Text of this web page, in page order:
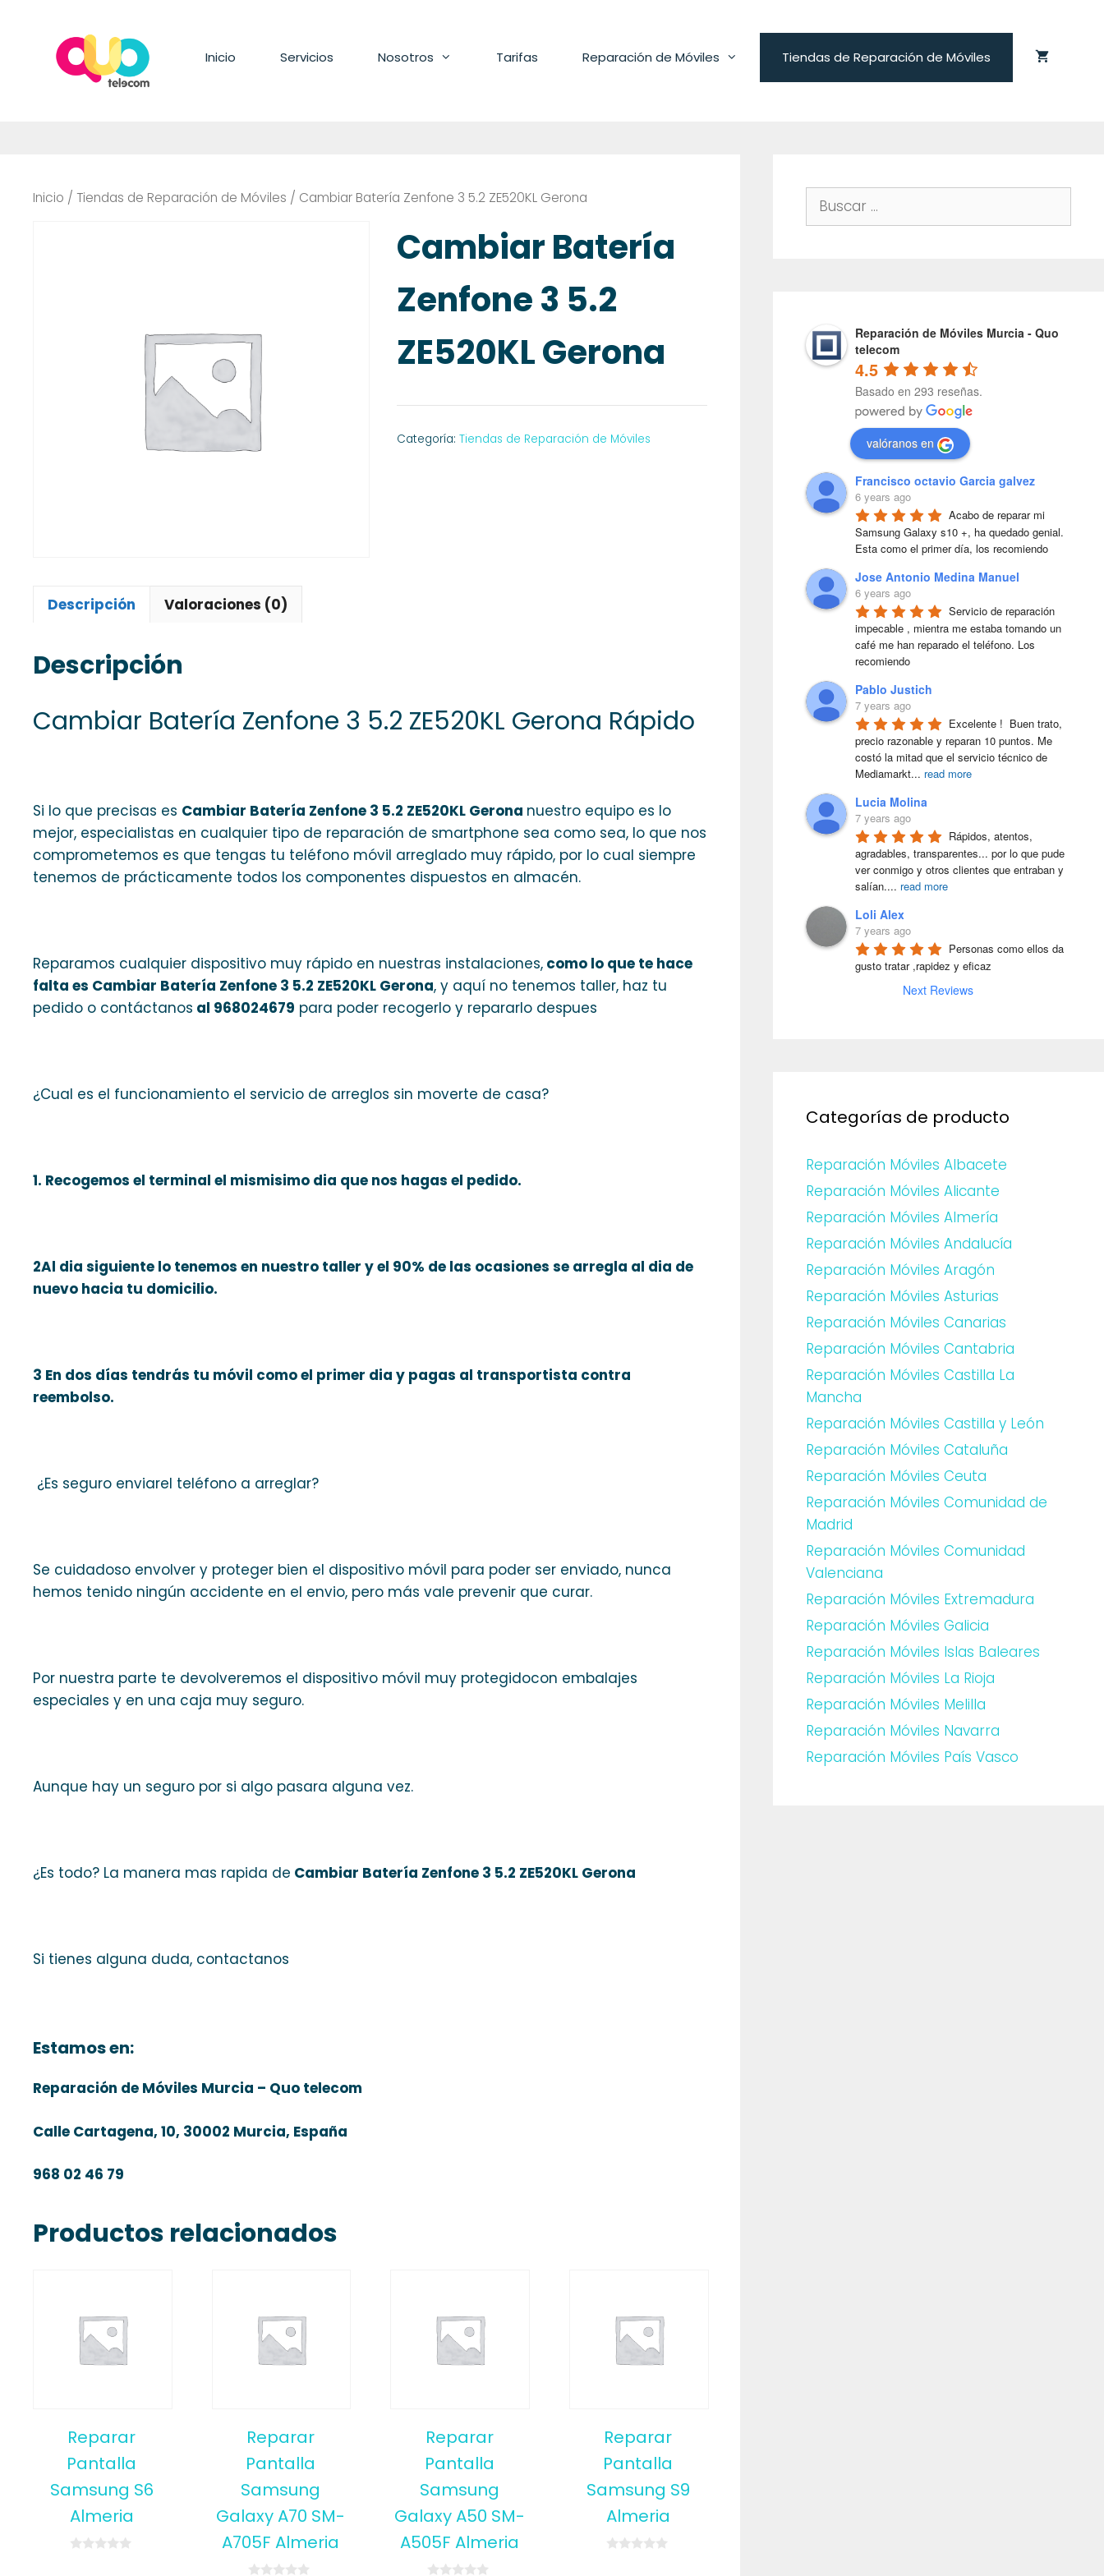
contenido
Inicio Servicios Nosotros Tarifas Reparación de Móviles Tiendas de Reparación de Móviles
Inicio / Tiendas de Reparación de Móviles / Cambiar Batería Zenfone 3 5.2 ZE520KL Gerona
Cambiar Batería
Zenfone 3 5.2
ZE520KL Gerona
Categoría:Tiendas de Reparación de Móviles
Descripción Valoraciones (0)
Descripción
Cambiar Batería Zenfone 3 5.2 ZE520KL Gerona Rápido
Si lo que precisas es Cambiar Batería Zenfone 3 5.2 ZE520KL Gerona nuestro equipo es lo
mejor, especialistas en cualquier tipo de reparación de smartphone sea como sea, lo que nos
comprometemos es que tengas tu teléfono móvil arreglado muy rápido, por lo cual siempre
tenemos de prácticamente todos los componentes dispuestos en almacén.
Reparamos cualquier dispositivo muy rápido en nuestras instalaciones, como lo que te hace
falta es Cambiar Batería Zenfone 3 5.2 ZE520KL Gerona, y aquí no tenemos taller, haz tu
pedido o contáctanos al 968024679 para poder recogerlo y repararlo despues
¿Cual es el funcionamiento el servicio de arreglos sin moverte de casa?
1. Recogemos el terminal el mismisimo dia que nos hagas el pedido.
2Al dia siguiente lo tenemos en nuestro taller y el 90% de las ocasiones se arregla al dia de
nuevo hacia tu domicilio.
3 En dos días tendrás tu móvil como el primer dia y pagas al transportista contra
reembolso.
¿Es seguro enviarel teléfono a arreglar?
Se cuidadoso envolver y proteger bien el dispositivo móvil para poder ser enviado, nunca
hemos tenido ningún accidente en el envio, pero más vale prevenir que curar.
Por nuestra parte te devolveremos el dispositivo móvil muy protegidocon embalajes
especiales y en una caja muy seguro.
Aunque hay un seguro por si algo pasara alguna vez.
¿Es todo? La manera mas rapida de Cambiar Batería Zenfone 3 5.2 ZE520KL Gerona
Si tienes alguna duda, contactanos
Estamos en:
Reparación de Móviles Murcia – Quo telecom
Calle Cartagena, 10, 30002 Murcia, España
968 02 46 79
Productos relacionados
Reparar
Pantalla
Samsung S6
Almeria
Reparar
Pantalla
Samsung
Galaxy A70 SM-
A705F Almeria
Reparar
Pantalla
Samsung
Galaxy A50 SM-
A505F Almeria
Reparar
Pantalla
Samsung S9
Almeria
Buscar:
Reparación de Móviles Murcia - Quo
telecom
4.5
Basado en 293 reseñas.
valóranos en
Francisco octavio Garcia galvez
6 years ago
Acabo de reparar mi
Samsung Galaxy s10 +, ha quedado genial.
Esta como el primer día, los recomiendo
Jose Antonio Medina Manuel
6 years ago
Servicio de reparación
impecable , mientra me estaba tomando un
café me han reparado el teléfono. Los
recomiendo
Pablo Justich
7 years ago
Excelente !  Buen trato,
precio razonable y reparan 10 puntos. Me
costó la mitad que el servicio técnico de
Mediamarkt... read more
Lucia Molina
7 years ago
Rápidos, atentos,
agradables, transparentes... por lo que pude
ver conmigo y otros clientes que entraban y
salían.... read more
Loli Alex
7 years ago
Personas como ellos da
gusto tratar ,rapidez y eficaz
Next Reviews
Categorías de producto
Reparación Móviles Albacete
Reparación Móviles Alicante
Reparación Móviles Almería
Reparación Móviles Andalucía
Reparación Móviles Aragón
Reparación Móviles Asturias
Reparación Móviles Canarias
Reparación Móviles Cantabria
Reparación Móviles Castilla La
Mancha
Reparación Móviles Castilla y León
Reparación Móviles Cataluña
Reparación Móviles Ceuta
Reparación Móviles Comunidad de
Madrid
Reparación Móviles Comunidad
Valenciana
Reparación Móviles Extremadura
Reparación Móviles Galicia
Reparación Móviles Islas Baleares
Reparación Móviles La Rioja
Reparación Móviles Melilla
Reparación Móviles Navarra
Reparación Móviles País Vasco